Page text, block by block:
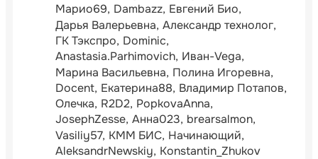
Марио69 Dambazz Евгений Био
Дарья Валерьевна Александр технолог
ГК Тэкспро Dominic
Anastasia.Parhimovich Иван-Vega
Марина Васильевна Полина Игоревна
Docent Екатерина88 Владимир Потапов
Олечка R2D2 PopkovaAnna
JosephZesse Анна023 brearsalmon
Vasiliy57 КММ БИС Начинающий
AleksandrNewskiy Konstantin_Zhukov